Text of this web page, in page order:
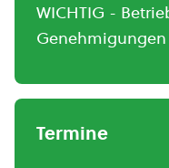
WICHTIG -
Termine